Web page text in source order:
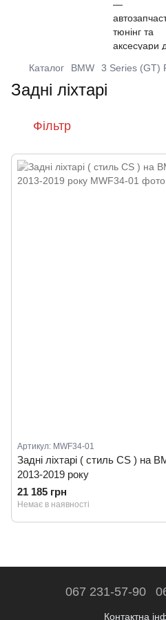
Каталог BMW 3 Series (GT)
Задні ліхтарі
Фільтр
Артикул: MWF34-01
Задні ліхтарі ( стиль CS ) на
2013-2019 року
21 185 грн
Немає в наявності
067 231-57-90
Контактна